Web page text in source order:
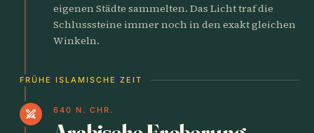
eigenen Städte sammelten. Das Licht traf die
Schlusssteine immer noch in den exakt gleichen
Winkeln.
FRÜHE ISLAMISCHE ZEIT
swords 640 N. CHR.